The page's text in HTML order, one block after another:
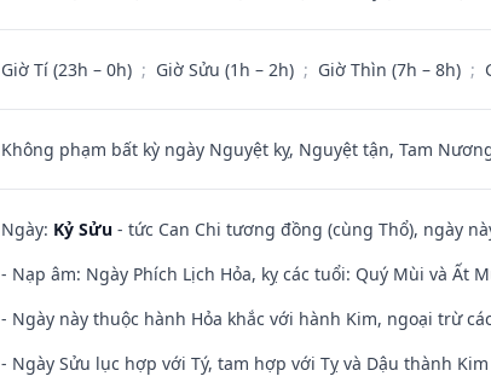
Giờ Tí (23h – 0h) ; Giờ Sửu (1h – 2h) ; Giờ Thìn (7h – 8h) ;
Không phạm bất kỳ ngày Nguyệt kỵ, Nguyệt tận, Tam
Ngày: Kỷ Sửu - tức Can Chi tương đồng (cùng Thổ), ngày
- Nạp âm: Ngày Phích Lịch Hỏa, kỵ các tuổi: Quý Mùi và Ất
- Ngày này thuộc hành Hỏa khắc với hành Kim, ngoại trừ
- Ngày Sửu lục hợp với Tý, tam hợp với Tỵ và Dậu thành